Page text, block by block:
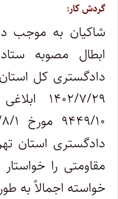
گردش کار:
شاکیان به موجب
ابطال مصوبه
دادگستری کل
۱۴۰۲/۷/
دادگستری استان
مقاومتی را
خواسته اجمالاً به